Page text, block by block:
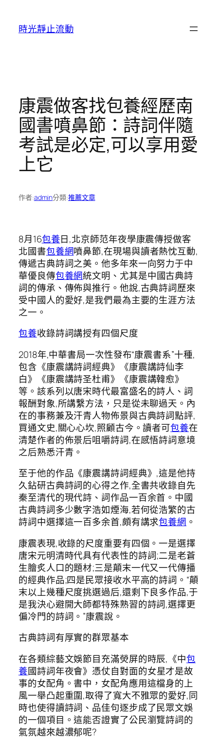
時光靜止流動
康震做客找包養經歷南
國書噴鼻節：詩詞伴隨
考試是必定,可以享用愛
上它
作者:admin分類:推薦文章
8月16包養日,北京師范年夜學康震傳授做客
北國書包養網噴鼻節,在現場與讀者熱忱互動,
傳遞古典詩詞之美。他多年來一向努力于中
華優良傳包養網統文明、尤其是中國古典詩
詞的傳承、傳佈與推行。他說,古典詩詞歷來
受中國人的愛好,是我們最為主要的生涯方法
之一。
包養收錄詩詞講授有四個尺度
2018年,中華書局一次性發布“康震書系”十種,
包含《康震講詩詞經典》《康震講詩仙李
白》《康震講詩圣杜甫》《康震講韓愈》
等。該系列以唐宋時代最富盛名的詩人、詞
報酬對象,所講繫方法，只是從未聊過天。內
在的事務兼及汗青人物佈景與古典詩詞點評,
買通文史,關心心坎,照顧古今。讀者可包養在
清楚作者的佈景后咀嚼詩詞,在感悟詩詞意境
之后熟悉汗青。
至于他的作品《康震講詩詞經典》,這是他持
久鉆研古典詩詞的心得之作,全書共收錄自先
秦至清代的現代詩、詞作品一百余首。中國
古典詩詞多少數字浩如煙海,若何從浩繁的古
詩詞中選擇這一百多余首,頗有講求包養網 。
康震表現,收錄的尺度重要有四個。一是選擇
唐宋元明清時代具有代表性的詩詞;二是老蒼
生膾炙人口的題材;三是顛末一代又一代傳播
的經典作品;四是民眾接收水平高的詩詞。“顛
末以上幾種尺度挑選過后,還剩下良多作品,于
是我決心避開大師都特殊熟習的詩詞,選擇更
偏冷門的詩詞。”康震說。
古典詩詞有厚實的群眾基本
在各類綜藝文娛節目充滿熒屏的時辰,《中包
養國詩詞年夜會》憑仗自對面的女星才是故
事的女配角。書中，女配角應用這檔身的上
風一舉凸起重圍,取得了寬大不雅眾的愛好,同
時也使得讀詩詞、品佳句逐步成了民眾文娛
的一個項目。這能否證實了公民瀏覽詩詞的
氣氛越來越濃郁呢?